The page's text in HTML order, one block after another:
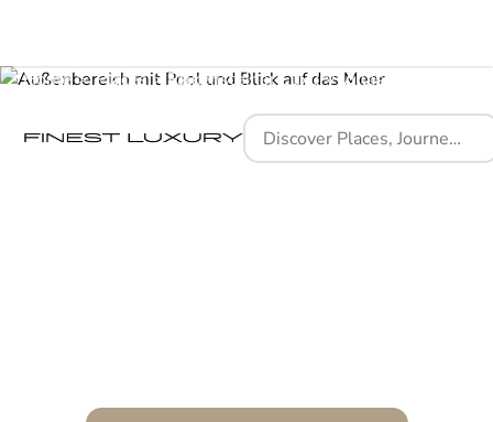
Home Places Falkensteiner Luxury Villas